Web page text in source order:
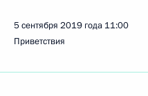
5 сентября 2019 года 11:00
Приветствия